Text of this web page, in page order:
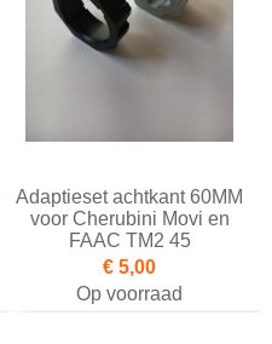
Adaptieset achtkant 60MM
voor Cherubini Movi en
FAAC TM2 45
€ 5,00
Op voorraad